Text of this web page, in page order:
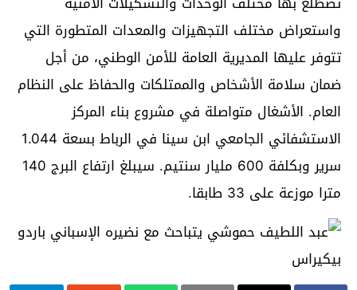
واستعراض مختلف التجهيزات والمعدات المتطورة التي
تتوفر عليها المديرية العامة للأمن الوطني، من أجل
ضمان سلامة الأشخاص والممتلكات والحفاظ على النظام
العام. الأشغال متواصلة في مشروع بناء المركز
الاستشفائي الجامعي ابن سينا في الرباط بسعة 1.044
سرير وبكلفة 600 مليار سنتيم. سيبلغ ارتفاع البرج 140
مترا موزعة على 33 طابقا.